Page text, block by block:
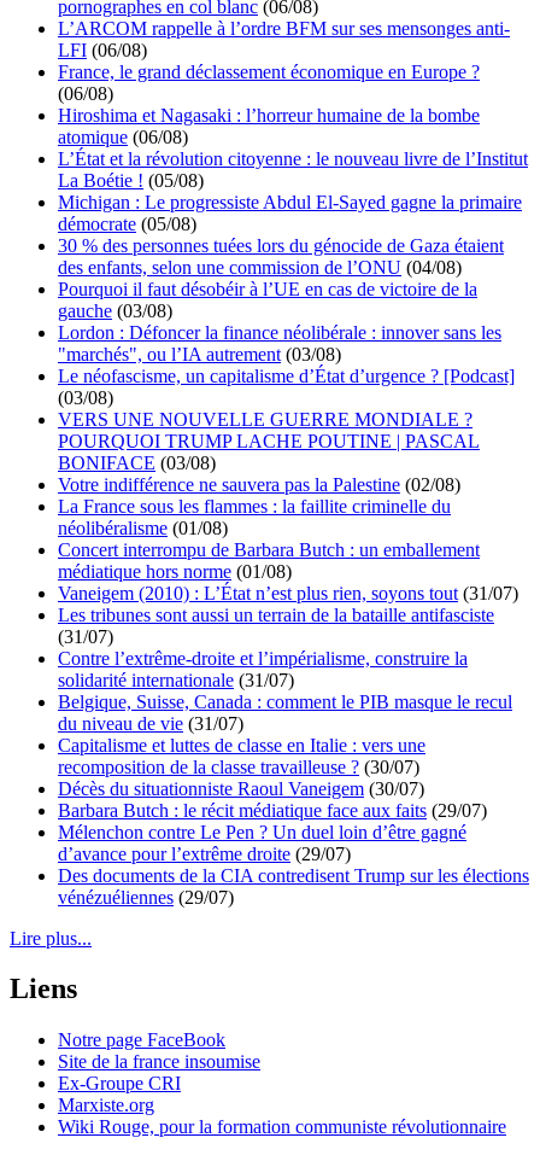
pornographes en col blanc (06/08)
L’ARCOM rappelle à l’ordre BFM sur ses mensonges anti-
LFI (06/08)
France, le grand déclassement économique en Europe ?
(06/08)
Hiroshima et Nagasaki : l’horreur humaine de la bombe
atomique (06/08)
L’État et la révolution citoyenne : le nouveau livre de l’Institut
La Boétie ! (05/08)
Michigan : Le progressiste Abdul El-Sayed gagne la primaire
démocrate (05/08)
30 % des personnes tuées lors du génocide de Gaza étaient
des enfants, selon une commission de l’ONU (04/08)
Pourquoi il faut désobéir à l’UE en cas de victoire de la
gauche (03/08)
Lordon : Défoncer la finance néolibérale : innover sans les
"marchés", ou l’IA autrement (03/08)
Le néofascisme, un capitalisme d’État d’urgence ? [Podcast]
(03/08)
VERS UNE NOUVELLE GUERRE MONDIALE ?
POURQUOI TRUMP LACHE POUTINE | PASCAL
BONIFACE (03/08)
Votre indifférence ne sauvera pas la Palestine (02/08)
La France sous les flammes : la faillite criminelle du
néolibéralisme (01/08)
Concert interrompu de Barbara Butch : un emballement
médiatique hors norme (01/08)
Vaneigem (2010) : L’État n’est plus rien, soyons tout (31/07)
Les tribunes sont aussi un terrain de la bataille antifasciste
(31/07)
Contre l’extrême-droite et l’impérialisme, construire la
solidarité internationale (31/07)
Belgique, Suisse, Canada : comment le PIB masque le recul
du niveau de vie (31/07)
Capitalisme et luttes de classe en Italie : vers une
recomposition de la classe travailleuse ? (30/07)
Décès du situationniste Raoul Vaneigem (30/07)
Barbara Butch : le récit médiatique face aux faits (29/07)
Mélenchon contre Le Pen ? Un duel loin d’être gagné
d’avance pour l’extrême droite (29/07)
Des documents de la CIA contredisent Trump sur les élections
vénézuéliennes (29/07)
Lire plus...
Liens
Notre page FaceBook
Site de la france insoumise
Ex-Groupe CRI
Marxiste.org
Wiki Rouge, pour la formation communiste révolutionnaire